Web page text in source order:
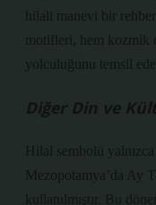
hilali manevi bir
motifleri, hem kozmik
yolculuğunu temsil eder.
Diğer Din ve
Hilal sembolü
Mezopotamya’da Ay
kullanılmıştır. Bu